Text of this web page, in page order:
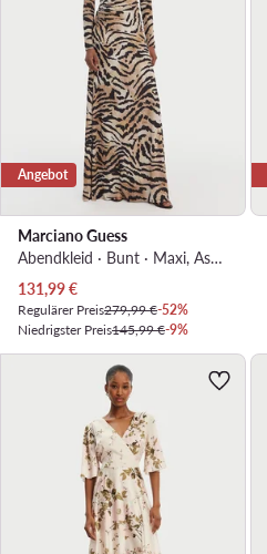
Angebot
Marciano Guess
Abendkleid · Bunt · Maxi, Asymmetrisch
Aktueller Preis
131,99€
Regulärer Preis279,99 €-52%
Niedrigster Preis145,99 €-9%